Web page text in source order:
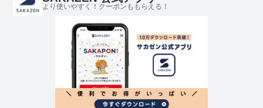
より使いやすく！クーポンももらえる！